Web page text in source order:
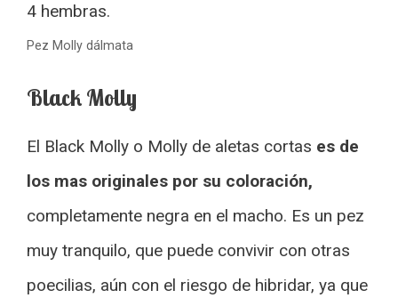
4 hembras.
Pez Molly dálmata
Black Molly
El Black Molly o Molly de aletas cortas es de
los mas originales por su coloración,
completamente negra en el macho. Es un pez
muy tranquilo, que puede convivir con otras
poecilias, aún con el riesgo de hibridar, ya que